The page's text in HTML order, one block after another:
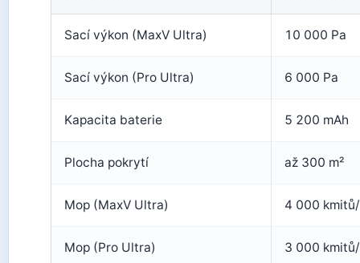
Sací výkon (MaxV Ultra) 10 000 Pa
Sací výkon (Pro Ultra) 6 000 Pa
Kapacita baterie 5 200 mAh
Plocha pokrytí až 300 m²
Mop (MaxV Ultra) 4 000
Mop (Pro Ultra) 3 000